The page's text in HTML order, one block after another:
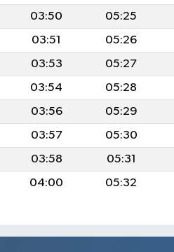
03:50 05:25
03:51 05:26
03:53 05:27
03:54 05:28
03:56 05:29
03:57 05:30
03:58 05:31
04:00 05:32